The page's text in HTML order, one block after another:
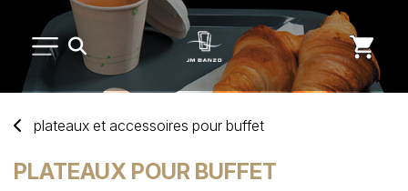
ARTS DE LA TABLE
plateaux et accessoires pour buffet
PLATEAUX POUR BUFFET